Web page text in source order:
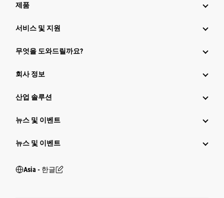
제품
서비스 및 지원
무엇을 도와드릴까요?
회사 정보
산업 솔루션
뉴스 및 이벤트
뉴스 및 이벤트
Asia - 한글